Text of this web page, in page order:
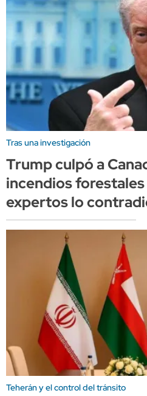
Tras una investigación
Trump culpó a
incendios
expertos lo
Teherán y el control del tránsito